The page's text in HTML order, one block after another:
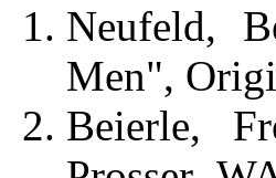
Neufeld,
Men",
Beierle,